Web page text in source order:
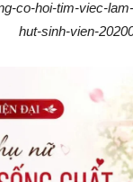
co-hoi-tim-viec-
hut-sinh-vien-